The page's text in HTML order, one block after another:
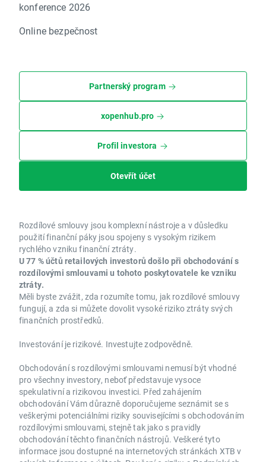
konference 2026
Online bezpečnost
Partnerský program
xopenhub.pro
Profil investora
Otevřít účet
Rozdílové smlouvy jsou komplexní nástroje a v důsledku
použití finanční páky jsou spojeny s vysokým rizikem
rychlého vzniku finanční ztráty.
U 77 % účtů retailových investorů došlo při obchodování s
rozdílovými smlouvami u tohoto poskytovatele ke vzniku
ztráty.
Měli byste zvážit, zda rozumíte tomu, jak rozdílové smlouvy
fungují, a zda si můžete dovolit vysoké riziko ztráty svých
finančních prostředků.
Investování je rizikové. Investujte zodpovědně.
Obchodování s rozdílovými smlouvami nemusí být vhodné
pro všechny investory, neboť představuje vysoce
spekulativní a rizikovou investici. Před zahájením
obchodování Vám důrazně doporučujeme seznámit se s
veškerými potenciálními riziky souvisejícími s obchodováním
rozdílovými smlouvami, stejně tak jako s pravidly
obchodování těchto finančních nástrojů. Veškeré tyto
informace jsou dostupné na internetových stránkách XTB v